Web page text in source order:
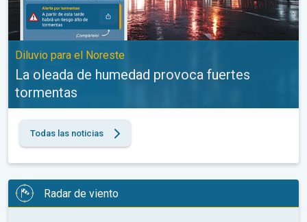
Diluvio para el Noreste
La oleada de humedad provoca fuertes
tormentas
Todas las noticias
Radar de viento